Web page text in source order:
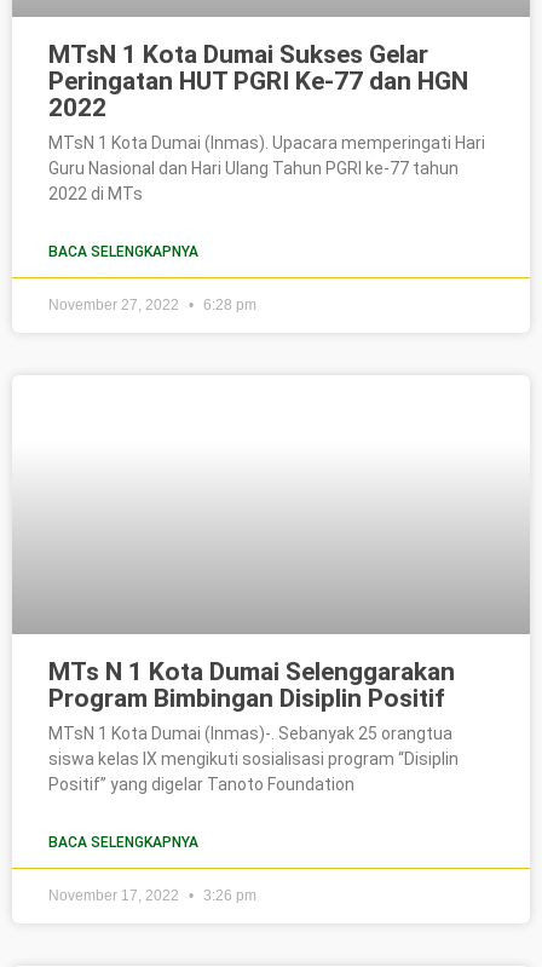
MTsN 1 Kota Dumai Sukses Gelar
Peringatan HUT PGRI Ke-77 dan HGN
2022
MTsN 1 Kota Dumai (Inmas). Upacara memperingati Hari
Guru Nasional dan Hari Ulang Tahun PGRI ke-77 tahun
2022 di MTs
BACA SELENGKAPNYA
November 27, 2022 6:28 pm
MTs N 1 Kota Dumai Selenggarakan
Program Bimbingan Disiplin Positif
MTsN 1 Kota Dumai (Inmas)-. Sebanyak 25 orangtua
siswa kelas IX mengikuti sosialisasi program “Disiplin
Positif” yang digelar Tanoto Foundation
BACA SELENGKAPNYA
November 17, 2022 3:26 pm